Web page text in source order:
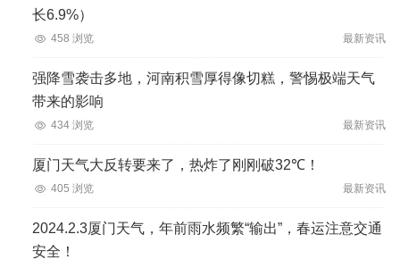
长6.9%）
458 浏览 最新资讯
强降雪袭击多地，河南积雪厚得像切糕，警惕极端天气
带来的影响
434 浏览 最新资讯
厦门天气大反转要来了，热炸了刚刚破32℃！
405 浏览 最新资讯
2024.2.3厦门天气，年前雨水频繁“输出”，春运注意交通
安全！